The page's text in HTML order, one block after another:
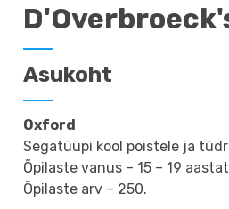
Asukoht
Oxford
Segatüüpi kool poistele ja
Õpilaste vanus – 15 – 19
Õpilaste arv – 250.